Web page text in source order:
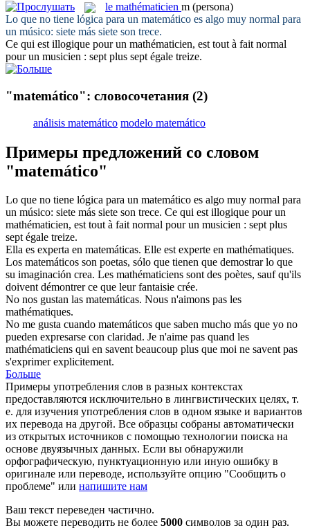
le mathématicien m (persona)
Lo que no tiene lógica para un matemático es algo muy normal para
un músico: siete más siete son trece.
Ce qui est illogique pour un mathématicien, est tout à fait normal
pour un musicien : sept plus sept égale treize.
"matemático": словосочетания (2)
análisis matemático modelo matemático
Примеры предложений со словом
"matemático"
Lo que no tiene lógica para un matemático es algo muy normal para
un músico: siete más siete son trece. Ce qui est illogique pour un
mathématicien, est tout à fait normal pour un musicien : sept plus
sept égale treize.
Ella es experta en matemáticas. Elle est experte en mathématiques.
Los matemáticos son poetas, sólo que tienen que demostrar lo que
su imaginación crea. Les mathématiciens sont des poètes, sauf qu'ils
doivent démontrer ce que leur fantaisie crée.
No nos gustan las matemáticas. Nous n'aimons pas les
mathématiques.
No me gusta cuando matemáticos que saben mucho más que yo no
pueden expresarse con claridad. Je n'aime pas quand les
mathématiciens qui en savent beaucoup plus que moi ne savent pas
s'exprimer explicitement.
Больше
Примеры употребления слов в разных контекстах
предоставляются исключительно в лингвистических целях, т.
е. для изучения употребления слов в одном языке и вариантов
их перевода на другой. Все образцы собраны автоматически
из открытых источников с помощью технологии поиска на
основе двуязычных данных. Если вы обнаружили
орфографическую, пунктуационную или иную ошибку в
оригинале или переводе, используйте опцию "Сообщить о
проблеме" или напишите нам
Ваш текст переведен частично.
Вы можете переводить не более 5000 символов за один раз.